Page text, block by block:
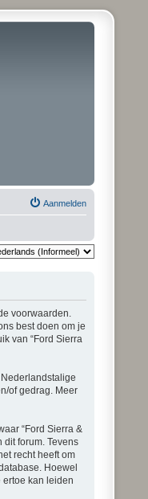
Aanmelden
voorwaarden.
best doen om je
van “Ford Sierra
of gedrag. Meer
“Ford Sierra &
forum. Tevens
recht heeft om
Hoewel
ertoe kan leiden